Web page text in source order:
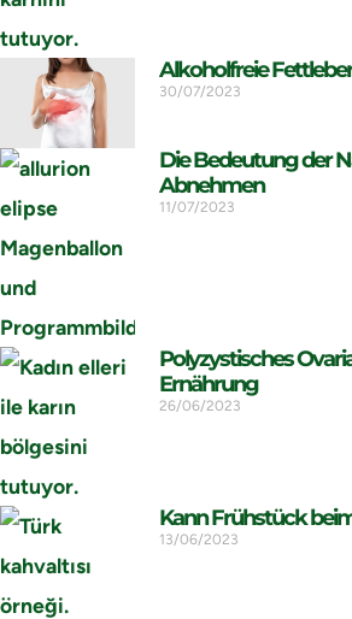
Alkoholfreie Fettleber
30/07/2023
Die Bedeutung der
Abnehmen
11/07/2023
Polyzystisches
Ernährung
26/06/2023
Kann Frühstück
13/06/2023